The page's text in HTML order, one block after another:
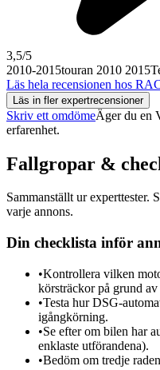
3,5/5
2010-2015touran 2010 2015
Läs hela recensionen hos
Läs in fler expertrecensioner
Skriv ett omdömeÄger du en
erfarenhet.
Fallgropar &
Sammanställt ur experttester.
varje annons.
Din checklista inför
•Kontrollera vilken
körsträckor på grund
•Testa hur DSG-
igångkörning.
•Se efter om bilen har
enklaste utförandena).
•Bedöm om tredje